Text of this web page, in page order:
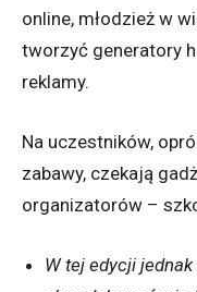
online, młodzież w
tworzyć generatory
reklamy.
Na uczestników,
zabawy, czekają
organizatorów –
W tej edycji jednak